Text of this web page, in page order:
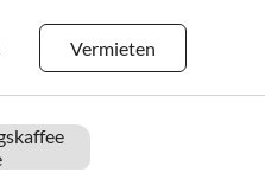
Vermieten